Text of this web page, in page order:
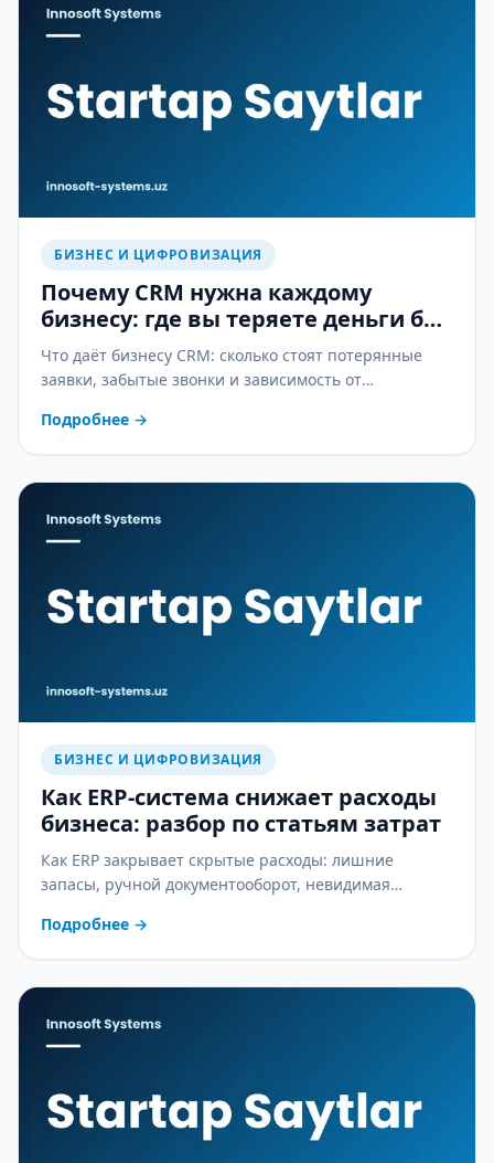
БИЗНЕС И ЦИФРОВИЗАЦИЯ
Почему CRM нужна каждому
бизнесу: где вы теряете деньги без
неё
Что даёт бизнесу CRM: сколько стоят потерянные
заявки, забытые звонки и зависимость от
Подробнее →
БИЗНЕС И ЦИФРОВИЗАЦИЯ
Как ERP-система снижает расходы
бизнеса: разбор по статьям затрат
Как ERP закрывает скрытые расходы: лишние
запасы, ручной документооборот, невидимая
разбор.
Подробнее →